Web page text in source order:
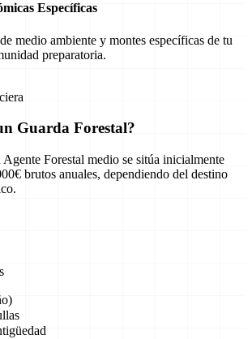
Específicas
medio ambiente y montes específicas de tu
preparatoria.
Guarda Forestal?
Agente Forestal medio se sitúa inicialmente
brutos anuales, dependiendo del destino